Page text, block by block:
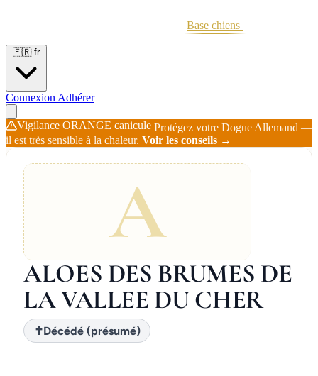
Base chiens
🇫🇷 fr
Connexion Adhérer
Vigilance ORANGE canicule Protégez votre Dogue Allemand —
il est très sensible à la chaleur. Voir les conseils →
A
ALOES DES BRUMES DE
LA VALLEE DU CHER
✝Décédé (présumé)